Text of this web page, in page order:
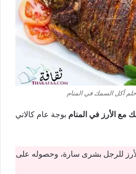
أكل السمك في المنام
مع الأرز في المنام بوجة عام كالاتي
للرجل بشرى سارة، وحصوله على